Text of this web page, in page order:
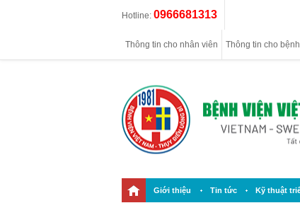
Hotline: 0966681313
Thông tin cho nhân viên Thông tin cho
Giới thiệu Tin tức Kỹ thuật